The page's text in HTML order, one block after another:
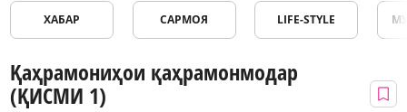
ХАБАР САРМОЯ LIFE-STYLE
Қаҳрамониҳои қаҳрамонмодар
(ҚИСМИ 1)